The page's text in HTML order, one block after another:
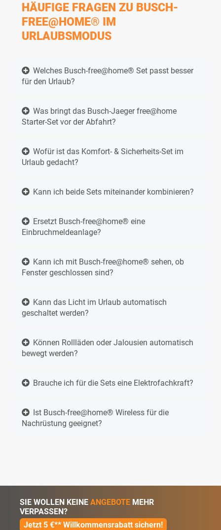
HÄUFIGE FRAGEN ZU BUSCH-
FREE@HOME® IM
URLAUBSMODUS
Welches Busch-free@home® Set passt besser
für den Urlaub?
Was bringt das Busch-Jaeger free@home
Starter-Set vor der Abfahrt?
Wofür ist das Komfort- & Sicherheits-Set im
Urlaub gedacht?
Kann ich beide Sets miteinander kombinieren?
Ersetzt Busch-free@home® eine
Einbruchmeldeanlage?
Kann ich mit Busch-free@home® sehen, ob
Fenster geschlossen sind?
Kann das Licht im Urlaub automatisch
geschaltet werden?
Können Rollläden oder Jalousien automatisch
bewegt werden?
Brauche ich für die Sets eine Elektrofachkraft?
Ist Busch-free@home® Wireless für die
Nachrüstung geeignet?
SIE WOLLEN KEINE ANGEBOTE MEHR
VERPASSEN?
Jetzt 5 €** Willkommensrabatt sichern!